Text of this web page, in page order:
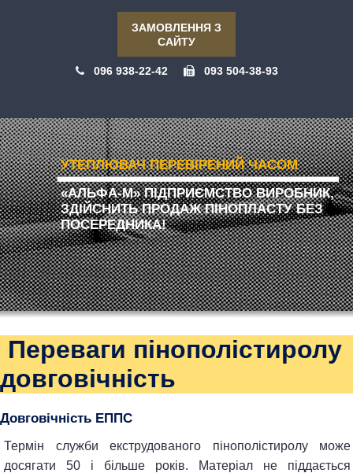
ЗАМОВЛЕННЯ З
САЙТУ
096 938-22-42 093 504-38-93
УТЕПЛЮВАЧ ПЕРЕВІРЕНИЙ ЧАСОМ
«АЛЬФА-М» ПІДПРИЄМСТВО ВИРОБНИК,
ЗДІЙСНИТЬ ПРОДАЖ ПІНОПЛАСТУ БЕЗ
ПОСЕРЕДНИКА!
Переваги пінополістиролу
довговічність
Довговічність ЕППС
Термін служби екструдованого пінополістиролу може
досягати 50 і більше років. Матеріал не піддається